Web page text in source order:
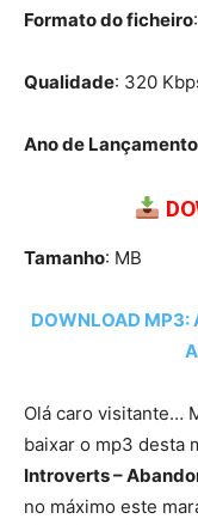
Formato do ficheiro
Qualidade: 320
Ano de Lançamento
Tamanho: MB
DOWNLOAD
Olá caro visitante…
baixar o mp3 desta
Introverts –
no máximo este